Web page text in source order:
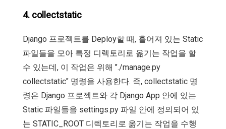
4. collectstatic
Django 프로젝트를 Deploy할 때, 흩어져 있는 Static
파일들을 모아 특정 디렉토리로 옮기는 작업을 할
수 있는데, 이 작업은 위해 "./manage.py
collectstatic" 명령을 사용한다. 즉, collectstatic 명
령은 Django 프로젝트와 각 Django App 안에 있는
Static 파일들을 settings.py 파일 안에 정의되어 있
는 STATIC_ROOT 디렉토리로 옮기는 작업을 수행